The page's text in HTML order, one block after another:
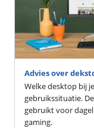
Advies over
Welke desktop bij
gebruikssituatie.
gebruikt voor
gaming.